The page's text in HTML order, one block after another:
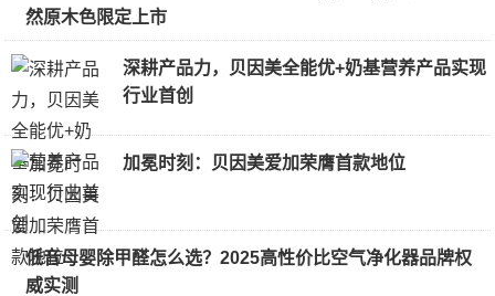
然原木色限定上市
深耕产品力，贝因美全能优+奶基营养产品实现
行业首创
加冕时刻：贝因美爱加荣膺首款地位
低音母婴除甲醛怎么选？2025高性价比空气净化器品牌权
威实测